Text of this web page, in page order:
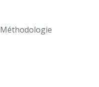
Méthodologie